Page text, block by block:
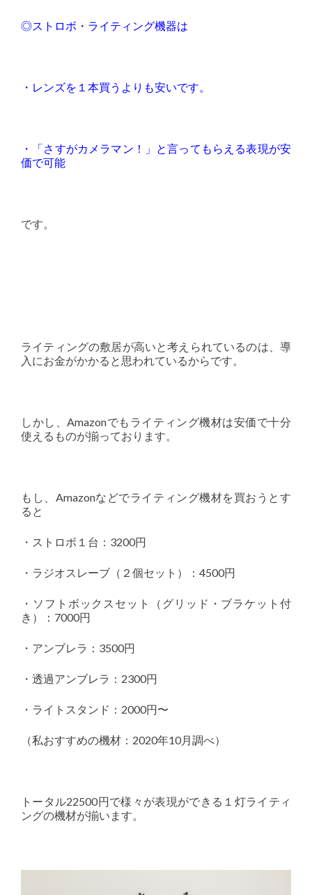
◎ストロボ・ライティング機器は
・レンズを１本買うよりも安いです。
・「さすがカメラマン！」と言ってもらえる表現が安
価で可能
です。
ライティングの敷居が高いと考えられているのは、導
入にお金がかかると思われているからです。
しかし、Amazonでもライティング機材は安価で十分
使えるものが揃っております。
もし、Amazonなどでライティング機材を買おうとす
ると
・ストロボ１台：3200円
・ラジオスレーブ（２個セット）：4500円
・ソフトボックスセット（グリッド・ブラケット付
き）：7000円
・アンブレラ：3500円
・透過アンブレラ：2300円
・ライトスタンド：2000円〜
（私おすすめの機材：2020年10月調べ）
トータル22500円で様々が表現ができる１灯ライティ
ングの機材が揃います。